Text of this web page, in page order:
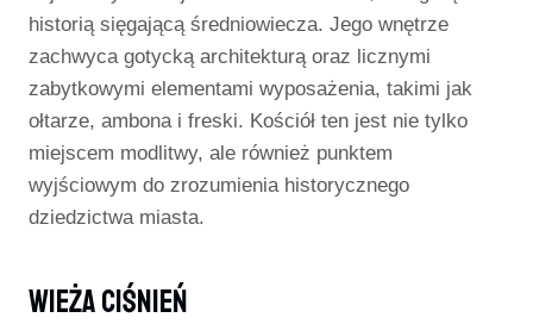
historią sięgającą średniowiecza. Jego wnętrze
zachwyca gotycką architekturą oraz licznymi
zabytkowymi elementami wyposażenia, takimi jak
ołtarze, ambona i freski. Kościół ten jest nie tylko
miejscem modlitwy, ale również punktem
wyjściowym do zrozumienia historycznego
dziedzictwa miasta.
Wieża Ciśnień